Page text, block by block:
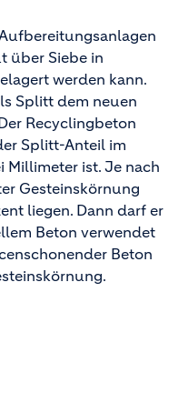
über Siebe in
werden kann.
Splitt dem neuen
Recyclingbeton
Splitt-Anteil im
Millimeter ist. Je nach
Gesteinskörnung
liegen. Dann darf er
Beton verwendet
Beton